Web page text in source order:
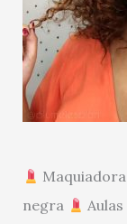
negra